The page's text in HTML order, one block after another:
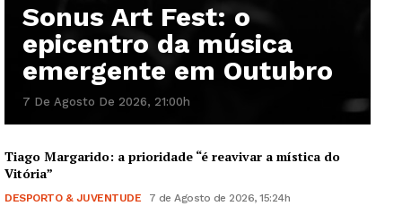
Sonus Art Fest: o
epicentro da música
emergente em Outubro
7 De Agosto De 2026, 21:00h
Tiago Margarido: a prioridade “é reavivar a mística do
Vitória”
DESPORTO & JUVENTUDE 7 de Agosto de 2026, 15:24h